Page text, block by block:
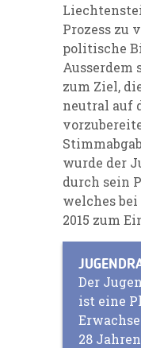
Prozess zu
politische
Ausserdem
zum Ziel,
neutral auf
wurde der
durch sein
welches bei
2015 zum
Der
ist eine
28